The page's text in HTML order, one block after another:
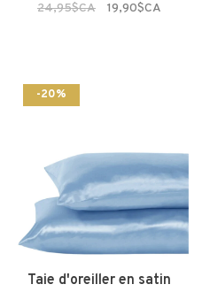
24,95$CA 19,90$CA
-20%
Taie d'oreiller en satin